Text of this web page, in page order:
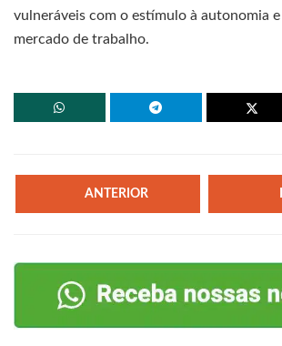
vulneráveis com o estímulo à autonomia
mercado de trabalho.
ANTERIOR